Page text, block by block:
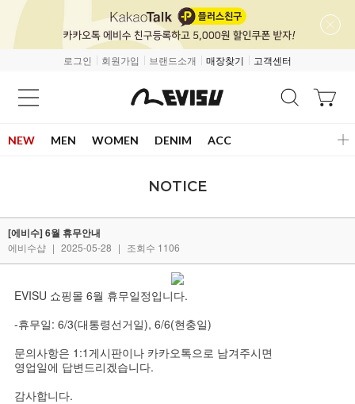
로그인 회원가입 브랜드소개 매장찾기 고객센터
NEW MEN WOMEN DENIM ACC
NOTICE
[에비수] 6월 휴무안내
에비수샵 | 2025-05-28 | 조회수 1106
EVISU 쇼핑몰 6월 휴무일정입니다.
-휴무일: 6/3(대통령선거일), 6/6(현충일)
문의사항은 1:1게시판이나 카카오톡으로 남겨주시면
영업일에 답변드리겠습니다.
감사합니다.